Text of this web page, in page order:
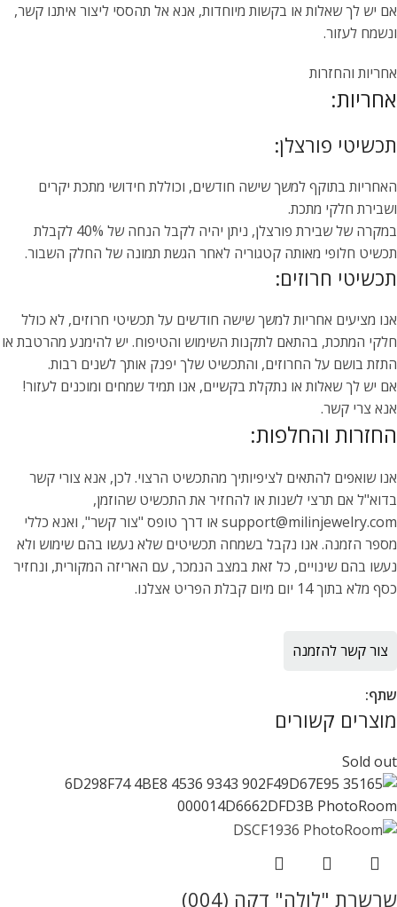
אם יש לך שאלות או בקשות מיוחדות, אנא אל תהססי ליצור איתנו קשר,
ונשמח לעזור.
אחריות והחזרות
אחריות:
תכשיטי פורצלן:
האחריות בתוקף למשך שישה חודשים, וכוללת חידושי מתכת יקרים
ושבירת חלקי מתכת.
במקרה של שבירת פורצלן, ניתן יהיה לקבל הנחה של 40% לקבלת
תכשיט חלופי מאותה קטגוריה לאחר הגשת תמונה של החלק השבור.
תכשיטי חרוזים:
אנו מציעים אחריות למשך שישה חודשים על תכשיטי חרוזים, לא כולל
חלקי המתכת, בהתאם לתקנות השימוש והטיפוח. יש להימנע מהרטבת או
התזת בושם על החרוזים, והתכשיט שלך יפנק אותך לשנים רבות.
אם יש לך שאלות או נתקלת בקשיים, אנו תמיד שמחים ומוכנים לעזור!
אנא צרי קשר.
החזרות והחלפות:
אנו שואפים להתאים לציפיותיך מהתכשיט הרצוי. לכן, אנא צורי קשר
בדוא"ל אם תרצי לשנות או להחזיר את התכשיט שהוזמן,
support@milinjewelry.com או דרך טופס "צור קשר", ואנא כללי
מספר הזמנה. אנו נקבל בשמחה תכשיטים שלא נעשו בהם שימוש ולא
נעשו בהם שינויים, כל זאת במצב הנמכר, עם האריזה המקורית, ונחזיר
כסף מלא בתוך 14 יום מיום קבלת הפריט אצלנו.
צור קשר להזמנה
שתף:
מוצרים קשורים
Sold out
שרשרת "לולה" דקה (004)